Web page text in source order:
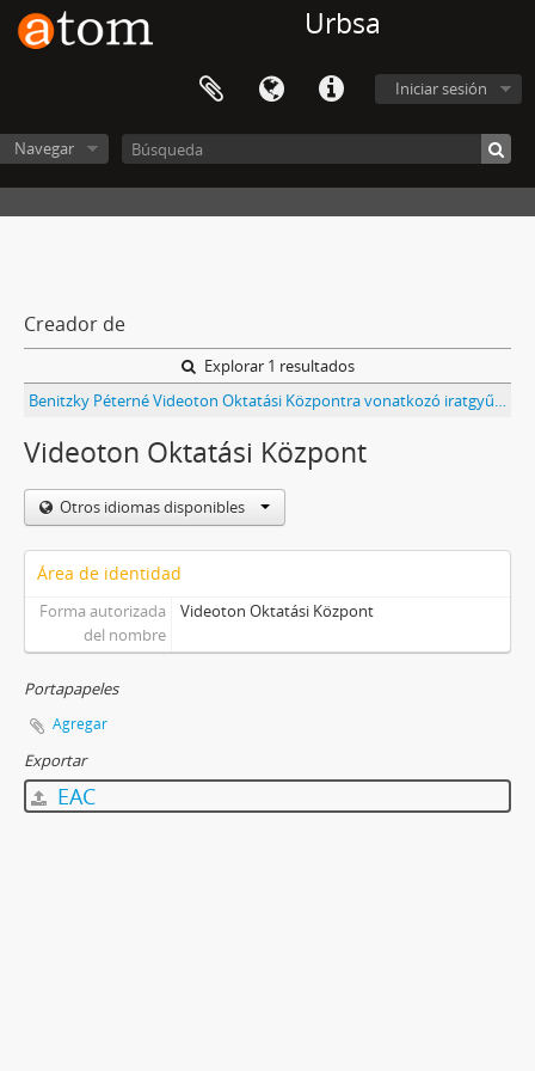
Urbsa
Iniciar sesión
Navegar
Creador de
Explorar 1 resultados
Benitzky Péterné Videoton Oktatási Központra vonatkozó iratgyűjteménye
Videoton Oktatási Központ
Otros idiomas disponibles
Área de identidad
Forma autorizada
del nombre
Videoton Oktatási Központ
Portapapeles
Agregar
Exportar
EAC